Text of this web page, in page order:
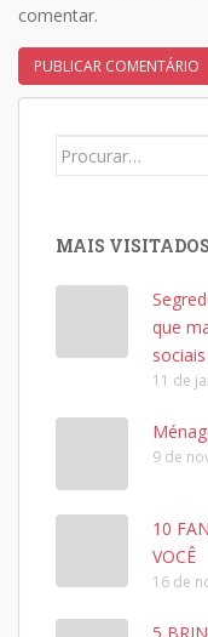
comentar.
Search
MAIS VISITADOS
que
sociais
11 de
9 de
10
VOCÊ
16 de